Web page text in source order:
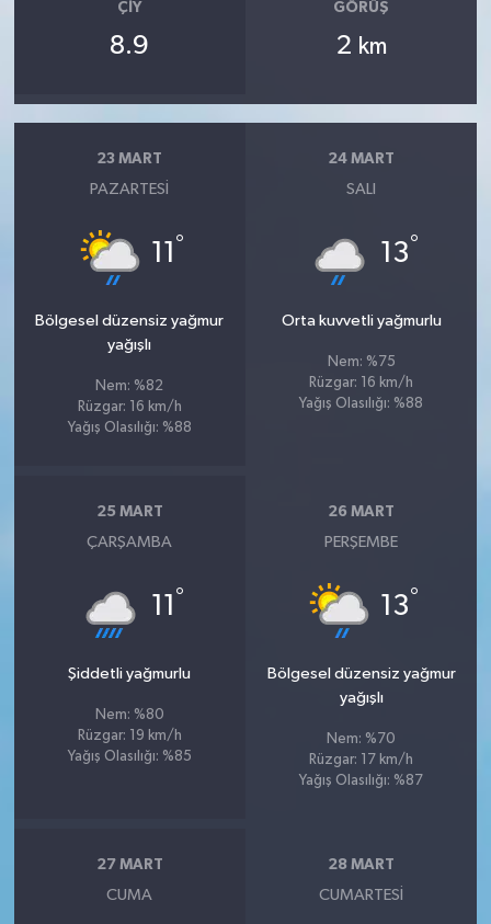
ÇIY
8.9
GÖRÜŞ
2 km
23 MART
PAZARTESI
11 °
Bölgesel düzensiz yağmur
yağışlı
Nem: %82
Rüzgar: 16 km/h
Yağış Olasılığı: %88
24 MART
SALI
13°
Orta kuvvetli yağmurlu
Nem: %75
Rüzgar: 16 km/h
Yağış Olasılığı: %88
25 MART
ÇARŞAMBA
11 °
Şiddetli yağmurlu
Nem: %80
Rüzgar: 19 km/h
Yağış Olasılığı: %85
26 MART
PERŞEMBE
13°
Bölgesel düzensiz yağmur
yağışlı
Nem: %70
Rüzgar: 17 km/h
Yağış Olasılığı: %87
27 MART
CUMA
28 MART
CUMARTESI